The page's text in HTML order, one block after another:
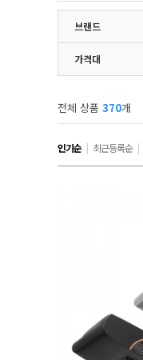
브랜드
가격대
전체 상품 370개
인기순 | 최근등록순|